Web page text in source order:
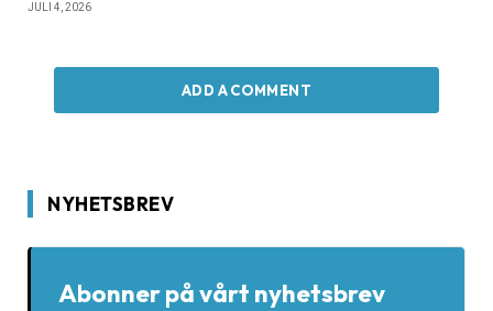
JULI 4, 2026
ADD A COMMENT
NYHETSBREV
Abonner på vårt nyhetsbrev